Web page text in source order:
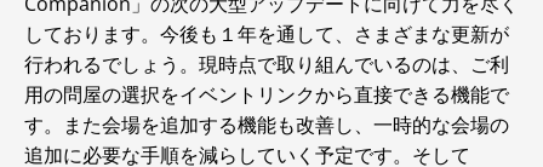
しております。今後も１年を通して、さまざまな更新が
行われるでしょう。現時点で取り組んでいるのは、ご利
用の問屋の選択をイベントリンクから直接できる機能で
す。また会場を追加する機能も改善し、一時的な会場の
追加に必要な手順を減らしていく予定です。そして